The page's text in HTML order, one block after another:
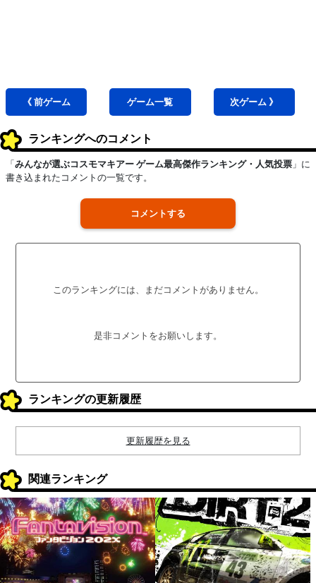
《 前ゲーム ゲーム一覧 次ゲーム 》
ランキングへのコメント
「 みんなが選ぶコスモマキアー ゲーム最高傑作ランキング・人気投票 」に
書き込まれたコメントの一覧です。
コメントする
このランキングには、まだコメントがありません。
是非コメントをお願いします。
ランキングの更新履歴
更新履歴を見る
関連ランキング